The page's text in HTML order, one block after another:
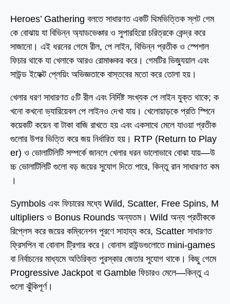
Heroes’ Gathering বলতে সাধারণত একটি থিমভিত্তিক স্লট গেম
কে বোঝায় যা বিভিন্ন অ্যাডভেঞ্চার ও সুপারহিরো চরিত্রকে কেন্দ্র করে
সাজানো। এই ধরনের গেমে রীল, পে লাইন, বিভিন্ন প্রতীক ও স্পেশাল
ফিচার থাকে যা খেলাকে আরও রোমাঞ্চকর করে। গেমটির ভিজ্যুয়াল এবং
সাউন্ড ইফেক্ট প্লেয়িং অভিজ্ঞতাকে বাস্তবের মতো করে তোলা হয়।
খেলার ধরণ সাধারণত ৫টি রীল এবং নির্দিষ্ট সংখ্যক পে লাইন যুক্ত থাকে; ক
খনো কখনো ভ্যারিয়েবল পে লাইনও দেখা যায়। খেলোয়াড়কে প্রতি স্পিনে
কয়েকটি কয়েন বা টাকা বাজি রাখতে হয় এবং একসাথে মেলে যাওয়া প্রতীক
গুলোর উপর ভিত্তি করে জয় নির্ধারিত হয়। RTP (Return to Play
er) ও ভোলাটিলিটি সম্পর্কে জানলে খেলার ধরন ভালোভাবে বোঝা যায়—উ
চ্চ ভোলাটিলিটি গুলো বড় জয়ের সুযোগ দিতে পারে, কিন্তু রান সাধারণত কম
।
Symbols এবং ফিচারের মধ্যে Wild, Scatter, Free Spins, M
ultipliers ও Bonus Rounds অন্যতম। Wild অন্য প্রতীককে
রিপ্লেস করে জয়ের কম্বিনেশন পূরণে সাহায্য করে, Scatter সাধারণত
ফ্রিসপিন বা বোনাস ট্রিগার করে। বোনাস রাউন্ডগুলোতে mini-games
বা নির্বাচনের মাধ্যমে অতিরিক্ত পুরস্কার জেতার সুযোগ থাকে। কিছু গেমে
Progressive Jackpot বা Gamble ফিচারও মেলে—কিন্তু এ
গুলো ঝুঁকিপূর্ণ।